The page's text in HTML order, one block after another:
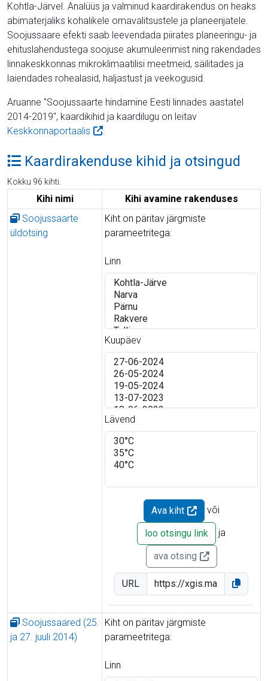
Kohtla-Järvel. Analüüs ja valminud kaardirakendus on heaks
abimaterjaliks kohalikele omavalitsustele ja planeerijatele.
Soojussaare efekti saab leevendada piirates planeeringu- ja
ehituslahendustega soojuse akumuleerimist ning rakendades
linnakeskkonnas mikroklimaatilisi meetmeid, säilitades ja
laiendades rohealasid, haljastust ja veekogusid.
Aruanne "Soojussaarte hindamine Eesti linnades aastatel
2014-2019", kaardikihid ja kaardilugu on leitav
Keskkonnaportaalis
.
Kaardirakenduse kihid ja otsingud
Kokku 96 kihti.
Kihi nimi
Kihi avamine rakenduses
Soojussaarte
üldotsing
Kiht on päritav järgmiste
parameetritega:
Linn
Kuupäev
Lävend
Ava kiht või
loo otsingu link ja
ava otsing
URL
Soojussaared (25.
ja 27. juuli 2014)
Kiht on päritav järgmiste
parameetritega:
Linn